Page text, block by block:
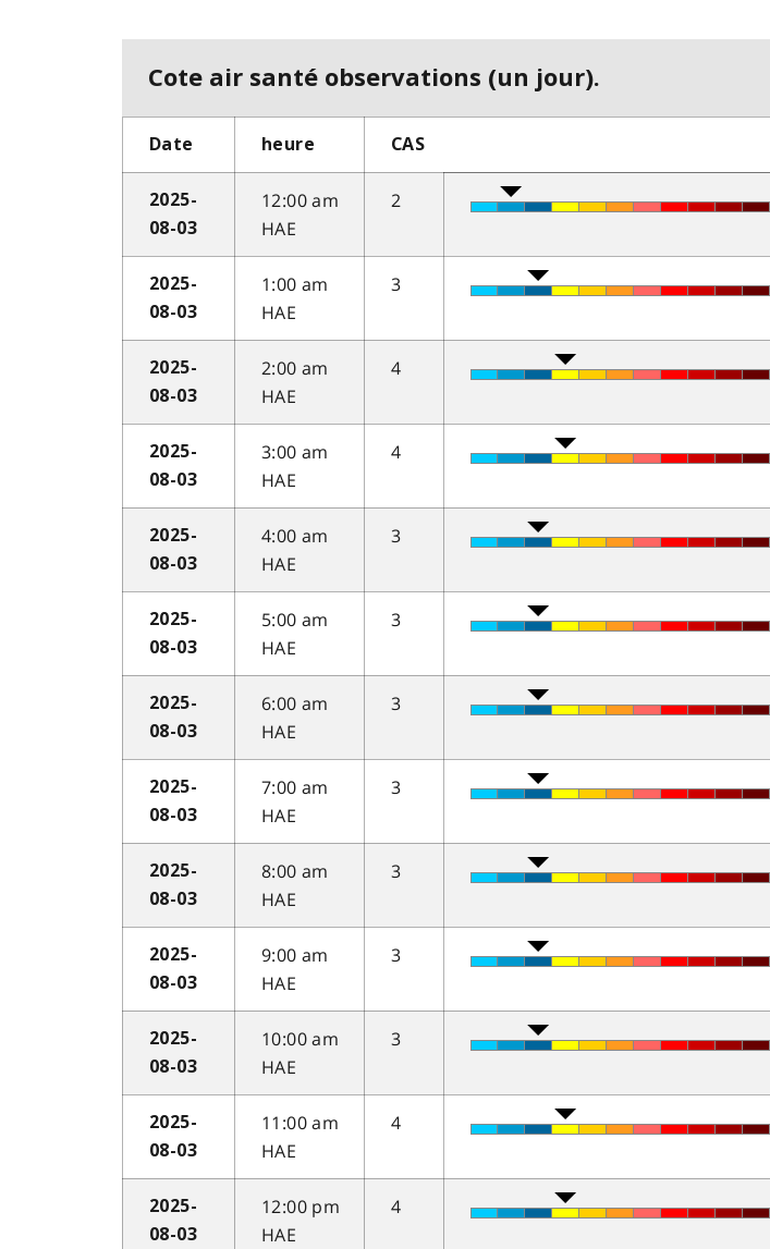
Cote air santé observations (un jour).
Date heure CAS
2025-
08-03
12:00 am
HAE
2
2025-
08-03
1:00 am
HAE
3
2025-
08-03
2:00 am
HAE
4
2025-
08-03
3:00 am
HAE
4
2025-
08-03
4:00 am
HAE
3
2025-
08-03
5:00 am
HAE
3
2025-
08-03
6:00 am
HAE
3
2025-
08-03
7:00 am
HAE
3
2025-
08-03
8:00 am
HAE
3
2025-
08-03
9:00 am
HAE
3
2025-
08-03
10:00 am
HAE
3
2025-
08-03
11:00 am
HAE
4
2025-
08-03
12:00 pm
HAE
4